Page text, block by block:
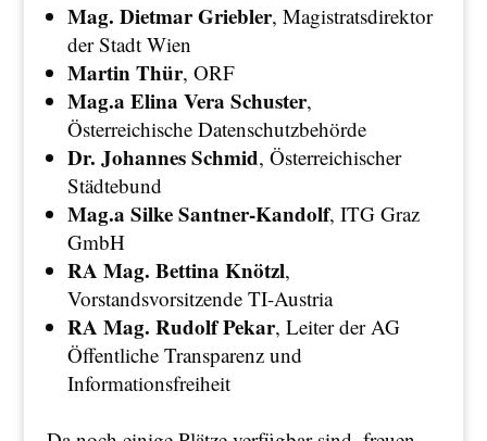
Mag. Dietmar Griebler, Magistratsdirektor
der Stadt Wien
Martin Thür, ORF
Mag.a Elina Vera Schuster,
Österreichische Datenschutzbehörde
Dr. Johannes Schmid, Österreichischer
Städtebund
Mag.a Silke Santner-Kandolf, ITG Graz
GmbH
RA Mag. Bettina Knötzl,
Vorstandsvorsitzende TI-Austria
RA Mag. Rudolf Pekar, Leiter der AG
Öffentliche Transparenz und
Informationsfreiheit